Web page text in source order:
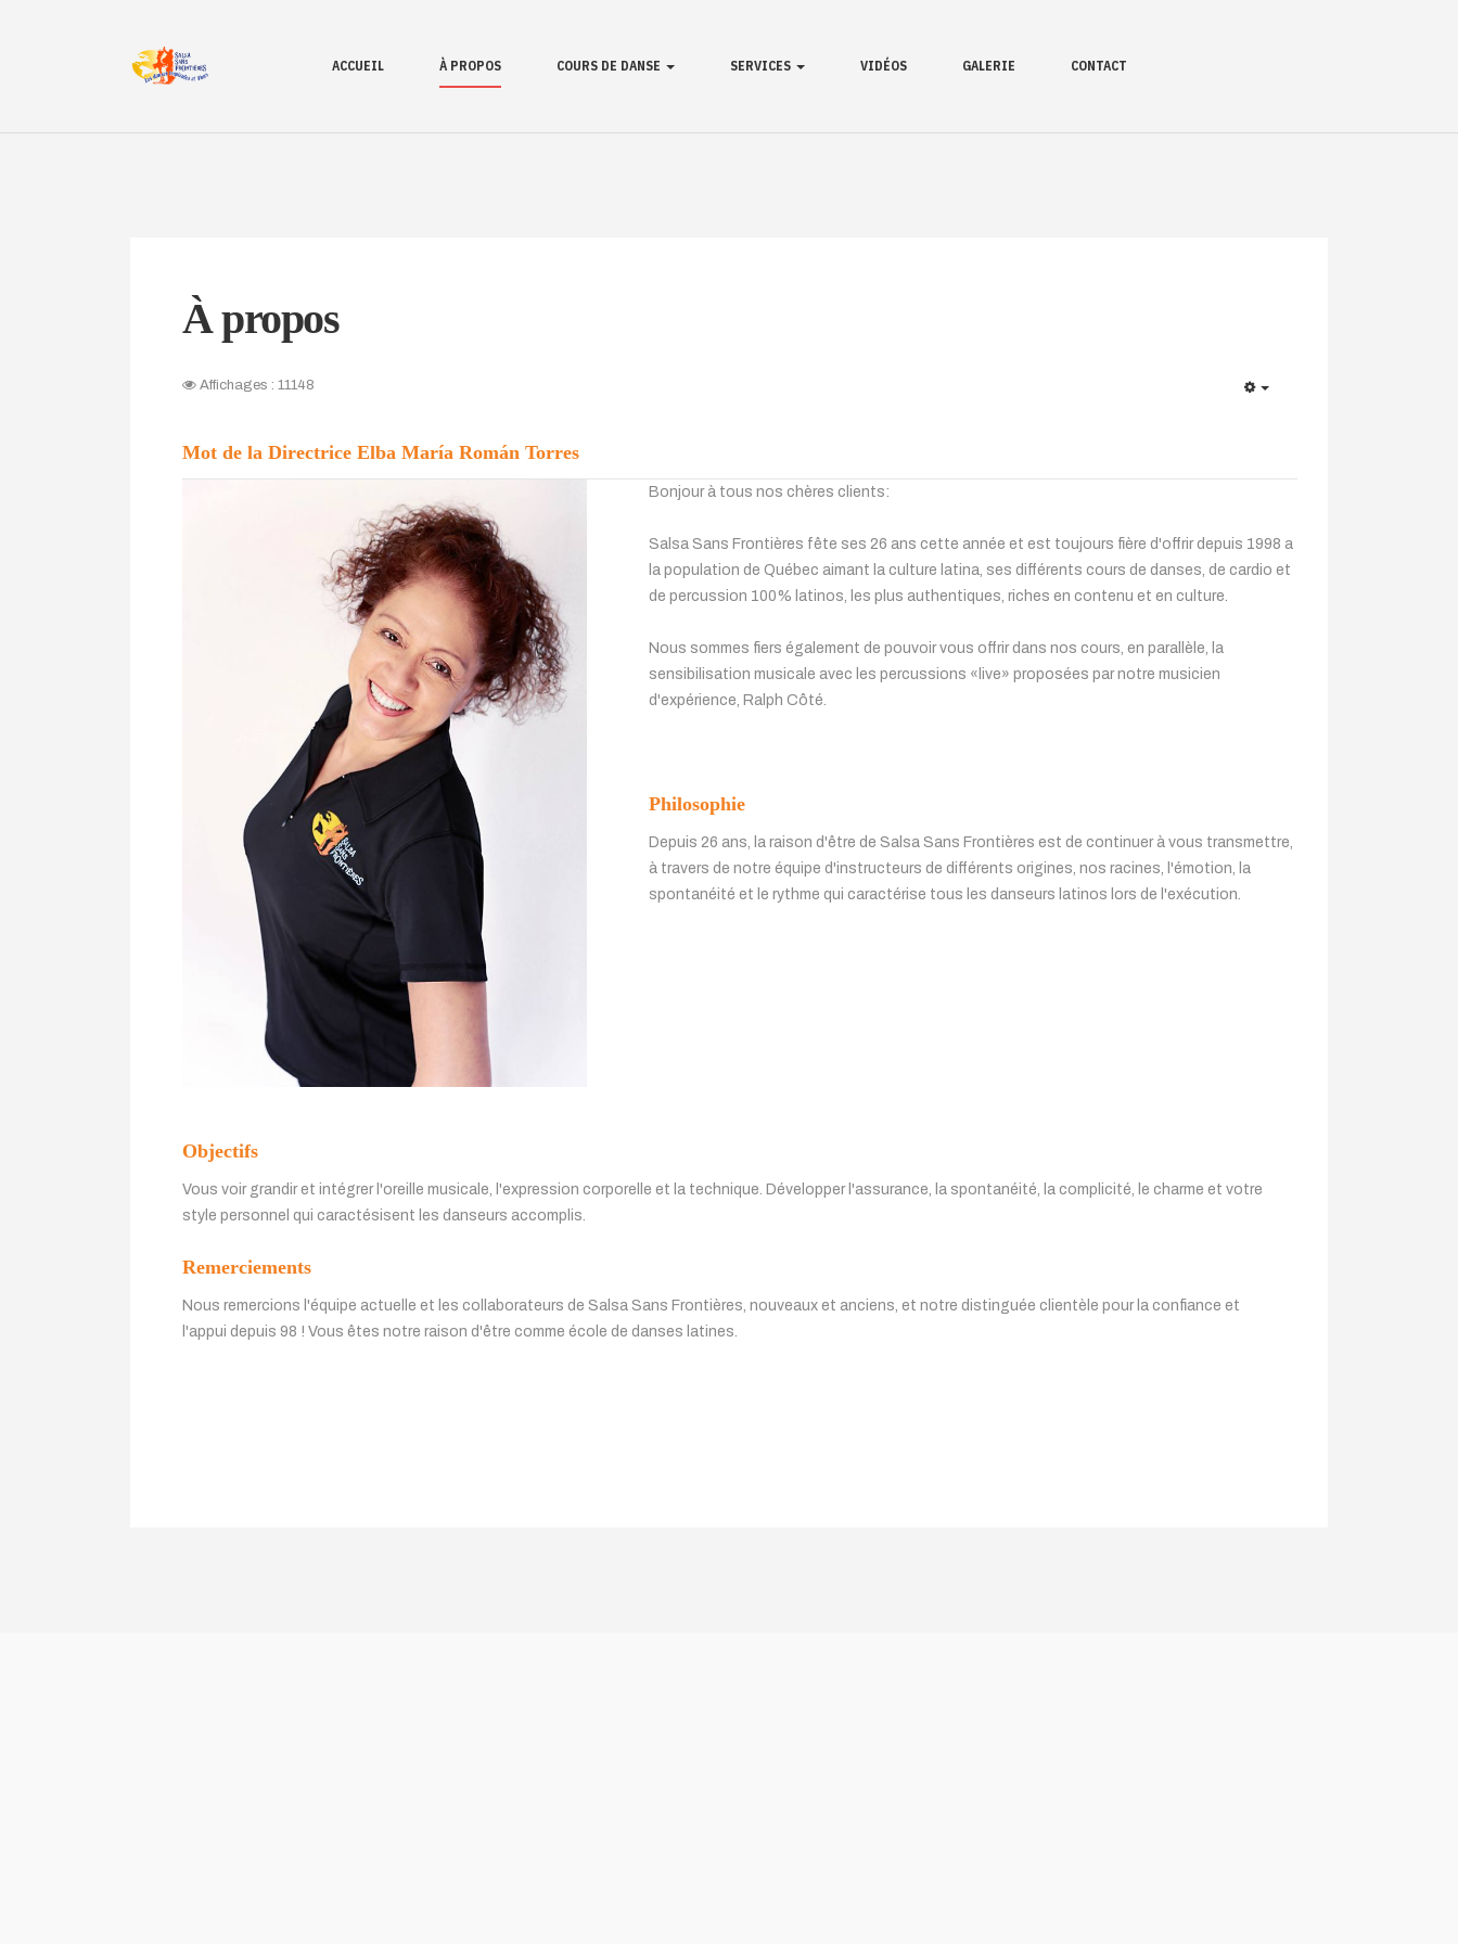
ACCUEIL À PROPOS COURS DE DANSE SERVICES VIDÉOS GALERIE CONTACT
À propos
Affichages : 11148
Mot de la Directrice Elba María Román Torres
Bonjour à tous nos chères clients:
Salsa Sans Frontières fête ses 26 ans cette année et est toujours fière d'offrir depuis 1998 a
la population de Québec aimant la culture latina, ses différents cours de danses, de cardio et
de percussion 100% latinos, les plus authentiques, riches en contenu et en culture.
Nous sommes fiers également de pouvoir vous offrir dans nos cours, en parallèle, la
sensibilisation musicale avec les percussions «live» proposées par notre musicien
d'expérience, Ralph Côté.
Philosophie
Depuis 26 ans, la raison d'être de Salsa Sans Frontières est de continuer à vous transmettre,
à travers de notre équipe d'instructeurs de différents origines, nos racines, l'émotion, la
spontanéité et le rythme qui caractérise tous les danseurs latinos lors de l'exécution.
Objectifs
Vous voir grandir et intégrer l'oreille musicale, l'expression corporelle et la technique. Développer l'assurance, la spontanéité, la complicité, le charme et votre
style personnel qui caractésisent les danseurs accomplis.
Remerciements
Nous remercions l'équipe actuelle et les collaborateurs de Salsa Sans Frontières, nouveaux et anciens, et notre distinguée clientèle pour la confiance et
l'appui depuis 98 ! Vous êtes notre raison d'être comme école de danses latines.